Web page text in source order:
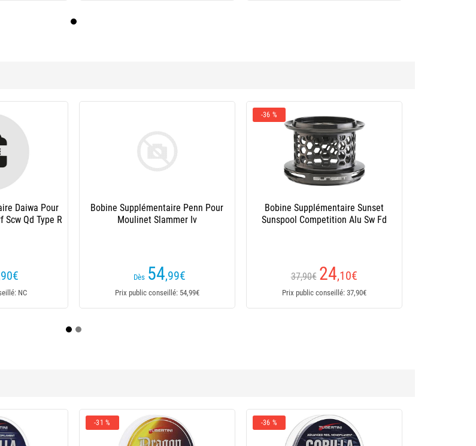
Shimano Pour
Spool
€
29,95€
Bobine Supplémentaire Daiwa Saltiga
Dès 147€
Prix public conseillé: NC
Bobine Supplémentaire Okuma Zaores
Xp
Dès 29,90€
Prix public conseillé: 29,90€
-31 % -36 %